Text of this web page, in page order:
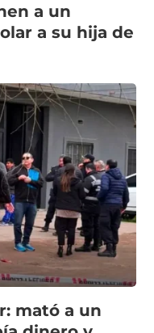
a un
a su hija de
mató a un